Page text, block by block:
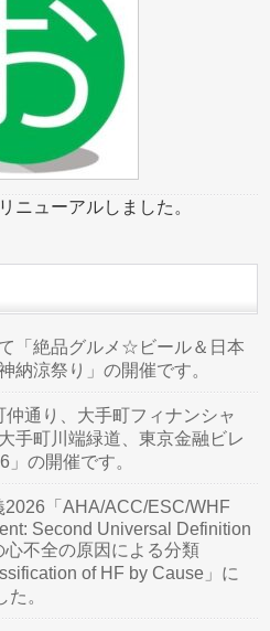
ニューアルしました。
「絶品グルメ☆ビール＆日本
納涼祭り」の開催です。
通り、大手町フィナンシャ
手町川端緑道、東京金融ビレ
の開催です。
「AHA/ACC/ESC/WHF
Second Universal Definition
不全の原因による分類
of HF by Cause」に
。